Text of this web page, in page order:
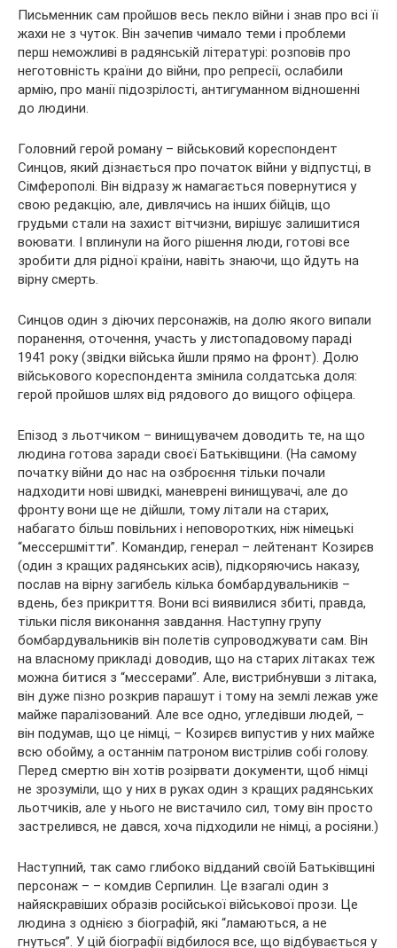
Письменник сам пройшов весь пекло війни і знав про всі її
жахи не з чуток. Він зачепив чимало теми і проблеми
перш неможливі в радянській літературі: розповів про
неготовність країни до війни, про репресії, ослабили
армію, про манії підозрілості, антигуманном відношенні
до людини.
Головний герой роману – військовий кореспондент
Синцов, який дізнається про початок війни у відпустці, в
Сімферополі. Він відразу ж намагається повернутися у
свою редакцію, але, дивлячись на інших бійців, що
грудьми стали на захист вітчизни, вирішує залишитися
воювати. І вплинули на його рішення люди, готові все
зробити для рідної країни, навіть знаючи, що йдуть на
вірну смерть.
Синцов один з діючих персонажів, на долю якого випали
поранення, оточення, участь у листопадовому параді
1941 року (звідки війська йшли прямо на фронт). Долю
військового кореспондента змінила солдатська доля:
герой пройшов шлях від рядового до вищого офіцера.
Епізод з льотчиком – винищувачем доводить те, на що
людина готова заради своєї Батьківщини. (На самому
початку війни до нас на озброєння тільки почали
надходити нові швидкі, маневрені винищувачі, але до
фронту вони ще не дійшли, тому літали на старих,
набагато більш повільних і неповоротких, ніж німецькі
“мессершмітти”. Командир, генерал – лейтенант Козирєв
(один з кращих радянських асів), підкоряючись наказу,
послав на вірну загибель кілька бомбардувальників –
вдень, без прикриття. Вони всі виявилися збиті, правда,
тільки після виконання завдання. Наступну групу
бомбардувальників він полетів супроводжувати сам. Він
на власному прикладі доводив, що на старих літаках теж
можна битися з “мессерами”. Але, вистрибнувши з літака,
він дуже пізно розкрив парашут і тому на землі лежав уже
майже паралізований. Але все одно, угледівши людей, –
він подумав, що це німці, – Козирєв випустив у них майже
всю обойму, а останнім патроном вистрілив собі голову.
Перед смертю він хотів розірвати документи, щоб німці
не зрозуміли, що у них в руках один з кращих радянських
льотчиків, але у нього не вистачило сил, тому він просто
застрелився, не дався, хоча підходили не німці, а росіяни.)
Наступний, так само глибоко відданий своїй Батьківщині
персонаж – – комдив Серпилин. Це взагалі один з
найяскравіших образів російської військової прози. Це
людина з однією з біографій, які “ламаються, а не
гнуться”. У цій біографії відбилося все, що відбувається у